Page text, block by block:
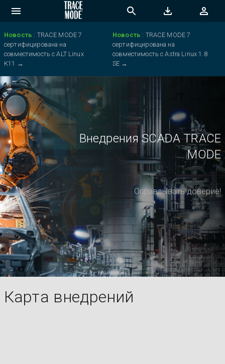
Новость : TRACE MODE 7
сертифицирована на
совместимость с ALT Linux
K11 →
Новость : TRACE MODE 7
сертифицирована на
совместимость с Astra Linux 1.8
SE →
Внедрения SCADA TRACE
MODE
Оправдывать доверие!
Карта внедрений